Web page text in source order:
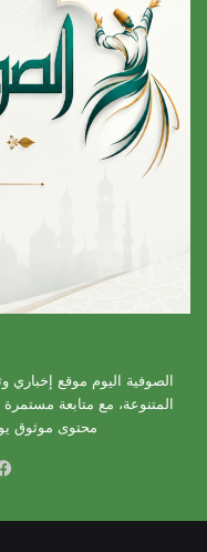
الصوفية اليوم موقع إخباري
المتنوعة، مع متابعة مستمرة
محتوى موثوق